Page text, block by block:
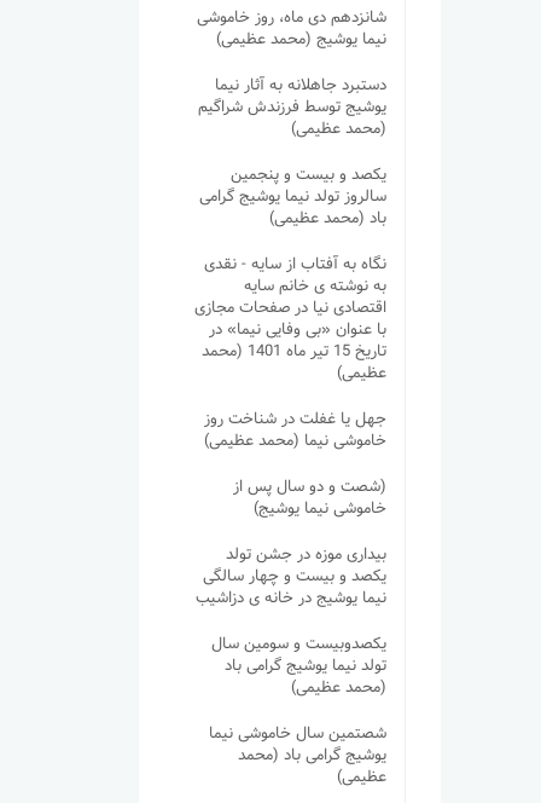
شانزدهم دی ماه، روز خاموشی
نیما یوشیج (محمد عظیمی)
دستبرد جاهلانه به آثار نیما
یوشیج توسط فرزندش شراگیم
(محمد عظیمی)
یکصد و بیست و پنجمین
سالروز تولد نیما یوشیج گرامی
باد (محمد عظیمی)
نگاه به آفتاب از سایه - نقدی
به نوشته ی خانم سایه
اقتصادی نیا در صفحات مجازی
با عنوان «بی وفایی نیما» در
تاریخ 15 تیر ماه 1401 (محمد
عظیمی)
جهل یا غفلت در شناخت روز
خاموشی نیما (محمد عظیمی)
(شصت و دو سال پس از
خاموشی نیما یوشیج)
بیداری موزه در جشن تولد
یکصد و بیست و چهار سالگی
نیما یوشیج در خانه ی دزاشیب
یکصدوبیست و سومین سال
تولد نیما یوشیج گرامی باد
(محمد عظیمی)
شصتمین سال خاموشی نیما
یوشیج گرامی باد (محمد
عظیمی)